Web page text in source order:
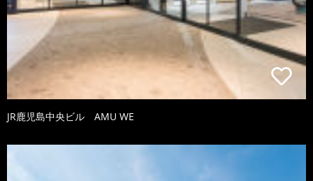
JR鹿児島中央ビル AMU WE